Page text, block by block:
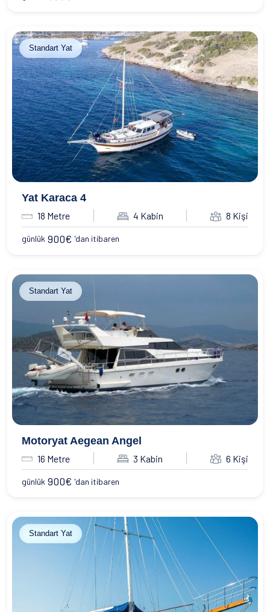
Standart Yat
Yat Karaca 4
18 Metre 4 Kabin 8 Kişi
günlük 900€ 'dan itibaren
Standart Yat
Motoryat Aegean Angel
16 Metre 3 Kabin 6 Kişi
günlük 900€ 'dan itibaren
Standart Yat